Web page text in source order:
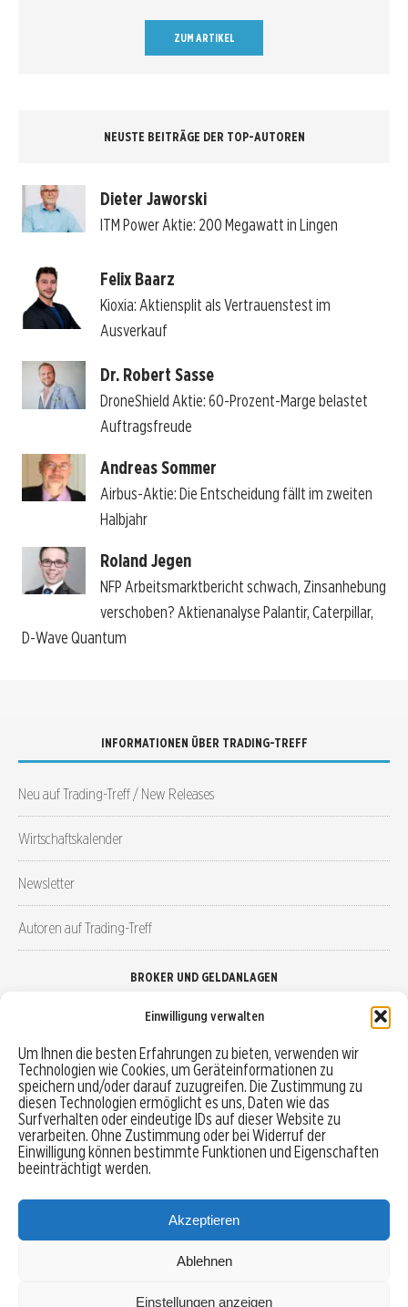
Einwilligung verwalten
Um Ihnen die besten Erfahrungen zu bieten, verwenden wir
Technologien wie Cookies, um Geräteinformationen zu
speichern und/oder darauf zuzugreifen. Die Zustimmung zu
diesen Technologien ermöglicht es uns, Daten wie das
Surfverhalten oder eindeutige IDs auf dieser Website zu
verarbeiten. Ohne Zustimmung oder bei Widerruf der
Einwilligung können bestimmte Funktionen und Eigenschaften
beeinträchtigt werden.
Akzeptieren
Ablehnen
Einstellungen anzeigen
ZUM ARTIKEL
NEUSTE BEITRÄGE DER TOP-AUTOREN
Dieter Jaworski
ITM Power Aktie: 200 Megawatt in Lingen
Felix Baarz
Kioxia: Aktiensplit als Vertrauenstest im
Ausverkauf
Dr. Robert Sasse
DroneShield Aktie: 60-Prozent-Marge belastet
Auftragsfreude
Andreas Sommer
Airbus-Aktie: Die Entscheidung fällt im zweiten
Halbjahr
Roland Jegen
NFP Arbeitsmarktbericht schwach, Zinsanhebung
verschoben? Aktienanalyse Palantir, Caterpillar,
D-Wave Quantum
INFORMATIONEN ÜBER TRADING-TREFF
Neu auf Trading-Treff / New Releases
Wirtschaftskalender
Newsletter
Autoren auf Trading-Treff
BROKER UND GELDANLAGEN
Robo-Advisor vergleichen
Depotvergleich
Festgeld vergleichen
Tagesgeld vergleichen